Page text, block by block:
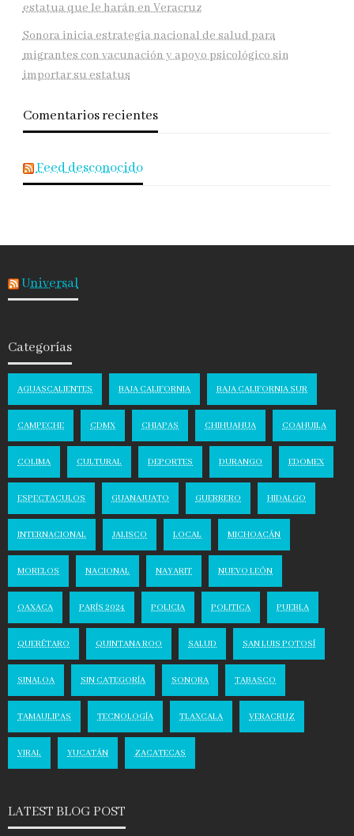
estatua que le harán en Veracruz
Sonora inicia estrategia nacional de salud para
migrantes con vacunación y apoyo psicológico sin
importar su estatus
Comentarios recientes
Feed desconocido
Universal
Categorías
AGUASCALIENTES BAJA CALIFORNIA BAJA CALIFORNIA SUR
CAMPECHE CDMX CHIAPAS CHIHUAHUA COAHUILA
COLIMA CULTURAL DEPORTES DURANGO EDOMEX
ESPECTACULOS GUANAJUATO GUERRERO HIDALGO
INTERNACIONAL JALISCO LOCAL MICHOACÁN
MORELOS NACIONAL NAYARIT NUEVO LEÓN
OAXACA PARÍS 2024 POLICIA POLITICA PUEBLA
QUERÉTARO QUINTANA ROO SALUD SAN LUIS POTOSÍ
SINALOA SIN CATEGORÍA SONORA TABASCO
TAMAULIPAS TECNOLOGÍA TLAXCALA VERACRUZ
VIRAL YUCATÁN ZACATECAS
LATEST BLOG POST